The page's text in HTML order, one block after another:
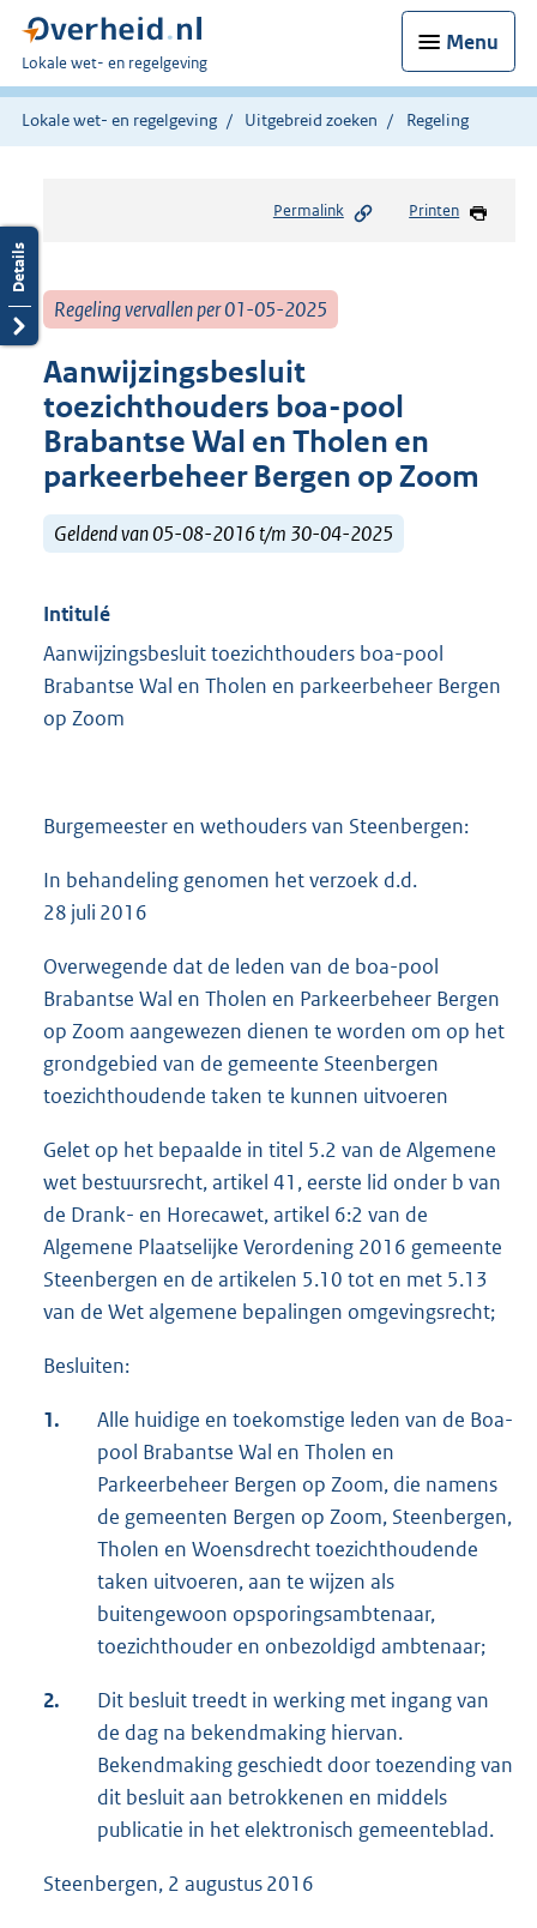
Menu
U
bent
hier:
Lokale wet- en regelgeving
Lokale wet- en regelgeving Uitgebreid zoeken Regeling
Permalink Printen
Regeling vervallen per 01-05-2025
Aanwijzingsbesluit
toezichthouders boa-pool
Brabantse Wal en Tholen en
parkeerbeheer Bergen op Zoom
Geldend van 05-08-2016 t/m 30-04-2025
Intitulé
Aanwijzingsbesluit toezichthouders boa-pool
Brabantse Wal en Tholen en parkeerbeheer Bergen
op Zoom
Burgemeester en wethouders van Steenbergen:
In behandeling genomen het verzoek d.d.
28 juli 2016
Overwegende dat de leden van de boa-pool
Brabantse Wal en Tholen en Parkeerbeheer Bergen
op Zoom aangewezen dienen te worden om op het
grondgebied van de gemeente Steenbergen
toezichthoudende taken te kunnen uitvoeren
Gelet op het bepaalde in titel 5.2 van de Algemene
wet bestuursrecht, artikel 41, eerste lid onder b van
de Drank- en Horecawet, artikel 6:2 van de
Algemene Plaatselijke Verordening 2016 gemeente
Steenbergen en de artikelen 5.10 tot en met 5.13
van de Wet algemene bepalingen omgevingsrecht;
Besluiten:
1.
Alle huidige en toekomstige leden van de Boa-
pool Brabantse Wal en Tholen en
Parkeerbeheer Bergen op Zoom, die namens
de gemeenten Bergen op Zoom, Steenbergen,
Tholen en Woensdrecht toezichthoudende
taken uitvoeren, aan te wijzen als
buitengewoon opsporingsambtenaar,
toezichthouder en onbezoldigd ambtenaar;
2.
Dit besluit treedt in werking met ingang van
de dag na bekendmaking hiervan.
Bekendmaking geschiedt door toezending van
dit besluit aan betrokkenen en middels
publicatie in het elektronisch gemeenteblad.
Steenbergen, 2 augustus 2016